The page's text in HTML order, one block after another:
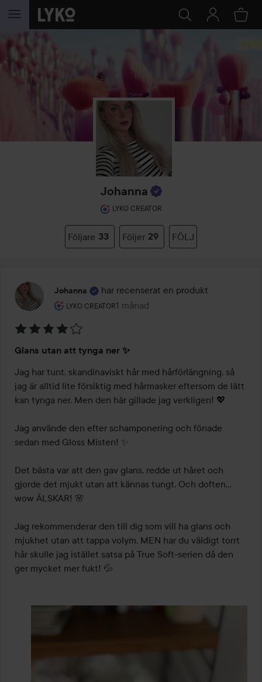
HOPPA TILL INNEHÅLLET
Johanna
LYKO CREATOR
Följare 33 Följer 29 FÖLJ
Johanna har recenserat en produkt
LYKO CREATOR
Användarens roll: Lyko Creator.
1 månad
Inlägget skapades 1 månad
4
av
5
Glans utan att tynga ner ✨
Jag har tunt, skandinaviskt hår med hårförlängning, så
jag är alltid lite försiktig med hårmasker eftersom de lätt
kan tynga ner. Men den här gillade jag verkligen! 💖
Jag använde den efter schamponering och fönade
sedan med Gloss Misten! ✨
Det bästa var att den gav glans, redde ut håret och
gjorde det mjukt utan att kännas tungt. Och doften…
wow ÄLSKAR! 🌸
Jag rekommenderar den till dig som vill ha glans och
mjukhet utan att tappa volym. MEN har du väldigt torrt
hår skulle jag istället satsa på True Soft-serien då den
ger mycket mer fukt! 💦